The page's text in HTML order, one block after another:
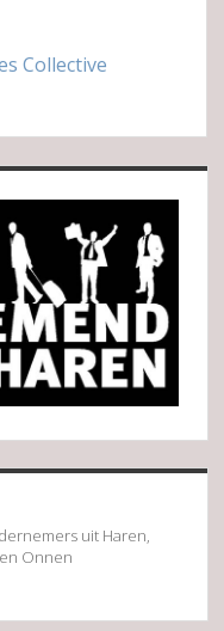
Collective
uit Haren,
Onnen